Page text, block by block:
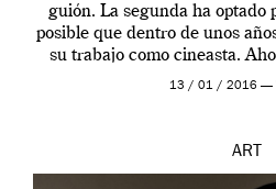
guión. La segunda ha optado
posible que dentro de unos
su trabajo como cineasta.
contarnos
13 / 01 / 2016 —
ART